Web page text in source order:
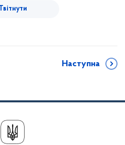
Твітнути
Наступна